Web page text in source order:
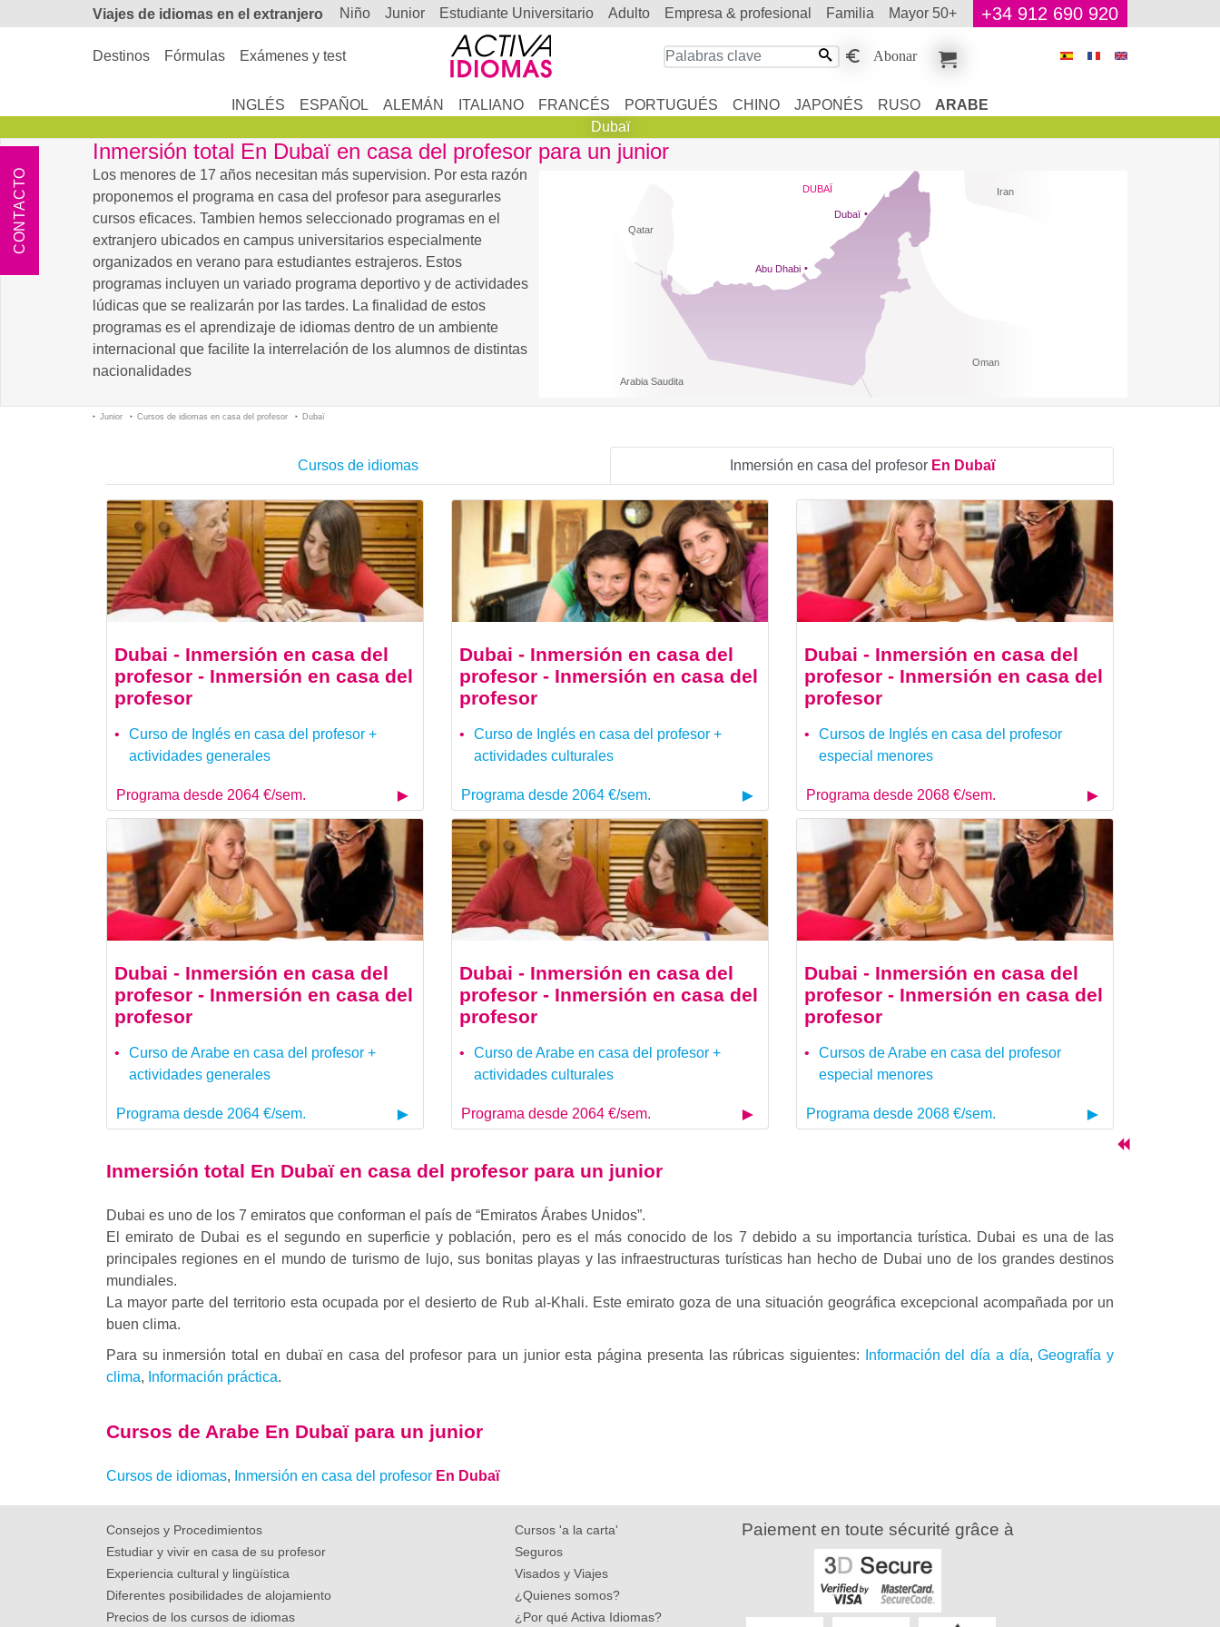
Viajes de idiomas en el extranjero niño junior estudiante Universitario adulto empresa & profesional familia mayor 50+ +34 912 690 920
Destinos Fórmulas Exámenes y test Abonar
INGLÉS ESPAÑOL ALEMÁN ITALIANO FRANCÉS PORTUGUÉS CHINO JAPONÉS RUSO
ARABE
Dubaï
Inmersión total En Dubaï en casa del profesor para un junior
Arabia Saudita
Oman
Iran
Qatar
Dubaï
Abu Dhabi
DUBAÏ
Los menores de 17 años necesitan más supervision. Por esta razón
proponemos el programa en casa del profesor para asegurarles
cursos eficaces. Tambien hemos seleccionado programas en el
extranjero ubicados en campus universitarios especialmente
organizados en verano para estudiantes estrajeros. Estos
programas incluyen un variado programa deportivo y de actividades
lúdicas que se realizarán por las tardes. La finalidad de estos
programas es el aprendizaje de idiomas dentro de un ambiente
internacional que facilite la interrelación de los alumnos de distintas
nacionalidades
Junior Cursos de idiomas en casa del profesor Dubaï
Cursos de idiomas Inmersión en casa del profesor En Dubaï
Dubai - Inmersión en casa del
profesor - Inmersión en casa del
profesor
Curso de Inglés en casa del profesor +
actividades generales
Programa desde 2064 €/sem.
Dubai - Inmersión en casa del
profesor - Inmersión en casa del
profesor
Curso de Inglés en casa del profesor +
actividades culturales
Programa desde 2064 €/sem.
Dubai - Inmersión en casa del
profesor - Inmersión en casa del
profesor
Cursos de Inglés en casa del profesor
especial menores
Programa desde 2068 €/sem.
Dubai - Inmersión en casa del
profesor - Inmersión en casa del
profesor
Curso de Arabe en casa del profesor +
actividades generales
Programa desde 2064 €/sem.
Dubai - Inmersión en casa del
profesor - Inmersión en casa del
profesor
Curso de Arabe en casa del profesor +
actividades culturales
Programa desde 2064 €/sem.
Dubai - Inmersión en casa del
profesor - Inmersión en casa del
profesor
Cursos de Arabe en casa del profesor
especial menores
Programa desde 2068 €/sem.
Inmersión total En Dubaï en casa del profesor para un junior
Dubai es uno de los 7 emiratos que conforman el país de “Emiratos Árabes Unidos”.
El emirato de Dubai es el segundo en superficie y población, pero es el más conocido de los 7 debido a su importancia turística. Dubai es una de las
principales regiones en el mundo de turismo de lujo, sus bonitas playas y las infraestructuras turísticas han hecho de Dubai uno de los grandes destinos
mundiales.
La mayor parte del territorio esta ocupada por el desierto de Rub al-Khali. Este emirato goza de una situación geográfica excepcional acompañada por un
buen clima.
Para su inmersión total en dubaï en casa del profesor para un junior esta página presenta las rúbricas siguientes:
Información del día a día,Geografía y
clima, Información práctica.
Cursos de Arabe En Dubaï para un junior
Cursos de idiomas, Inmersión en casa del profesor En Dubaï
CONTACTO
Consejos y Procedimientos
Estudiar y vivir en casa de su profesor
Experiencia cultural y lingüística
Diferentes posibilidades de alojamiento
Precios de los cursos de idiomas
Cursos 'a la carta'
Seguros
Visados y Viajes
¿Quienes somos?
¿Por qué Activa Idiomas?
Paiement en toute sécurité grâce à